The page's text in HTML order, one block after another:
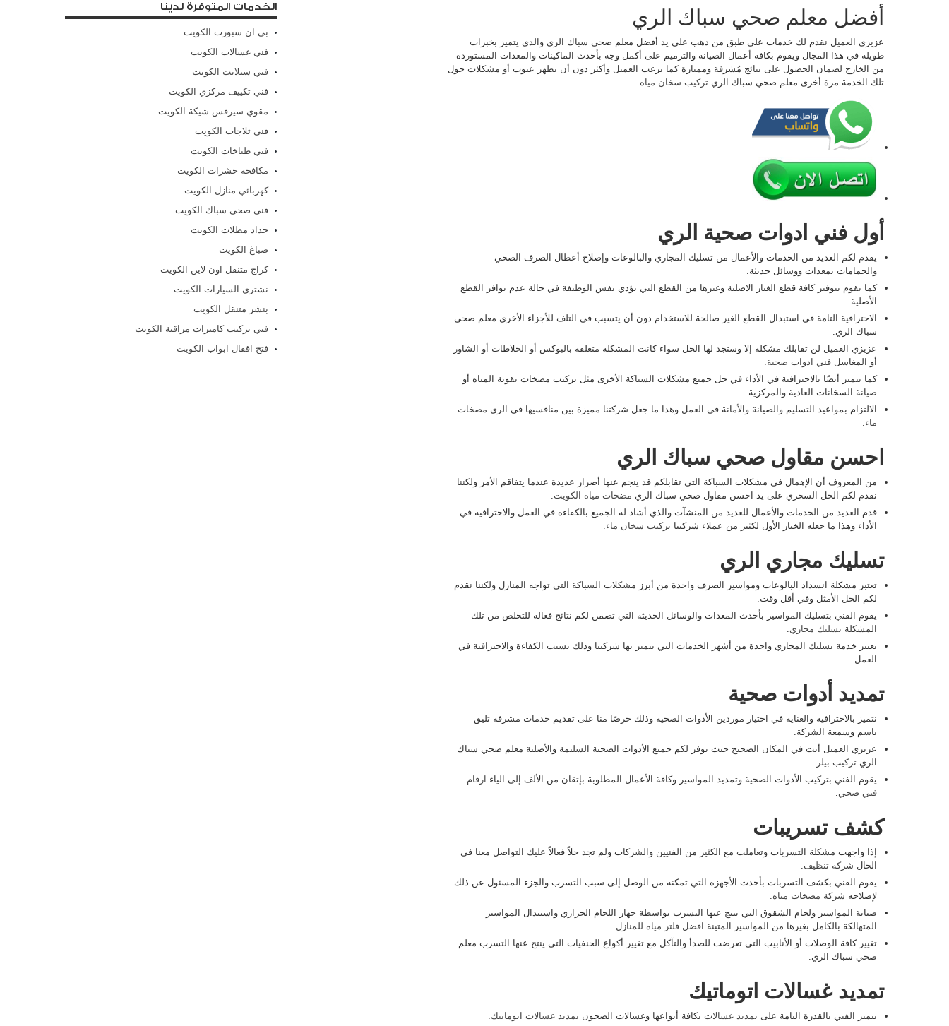
أفضل معلم صحي سباك الري
عزيزي العميل نقدم لك خدمات على طبق من ذهب على يد أفضل معلم صحي سباك الري والذي يتميز بخبرات
طويلة في هذا المجال ويقوم بكافة أعمال الصيانة والترميم على أكمل وجه بأحدث الماكينات والمعدات المستوردة
من الخارج لضمان الحصول على نتائج مُشرفة وممتازة كما يرغب العميل وأكثر دون أن تظهر عيوب أو مشكلات حول
تلك الخدمة مرة أخرى معلم صحي سباك الري تركيب سخان مياه
أول فني ادوات صحية الري
يقدم لكم العديد من الخدمات والأعمال من تسليك المجاري والبالوعات وإصلاح أعطال الصرف الصحي
والحمامات بمعدات ووسائل حديثة.
كما يقوم بتوفير كافة قطع الغيار الاصلية وغيرها من القطع التي تؤدي نفس الوظيفة في حالة عدم توافر القطع
الأصلية.
الاحترافية التامة في استبدال القطع الغير صالحة للاستخدام دون أن يتسبب في التلف للأجزاء الأخرى معلم صحي
سباك الري.
عزيزي العميل لن تقابلك مشكلة إلا وستجد لها الحل سواء كانت المشكلة متعلقة بالبوكس أو الخلاطات أو الشاور
أو المغاسل فني ادوات صحية
كما يتميز أيضًا بالاحترافية في الأداء في حل جميع مشكلات السباكة الأخرى مثل تركيب مضخات تقوية المياه أو
صيانة السخانات العادية والمركزية.
الالتزام بمواعيد التسليم والصيانة والأمانة في العمل وهذا ما جعل شركتنا مميزة بين منافسيها في الري مضخات
ماء
احسن مقاول صحي سباك الري
من المعروف أن الإهمال في مشكلات السباكة التي تقابلكم قد ينجم عنها أضرار عديدة عندما يتفاقم الأمر ولكننا
نقدم لكم الحل السحري على يد احسن مقاول صحي سباك الري مضخات مياه الكويت
قدم العديد من الخدمات والأعمال للعديد من المنشآت والذي أشاد له الجميع بالكفاءة في العمل والاحترافية في
الأداء وهذا ما جعله الخيار الأول لكثير من عملاء شركتنا تركيب سخان ماء
تسليك مجاري الري
تعتبر مشكلة انسداد البالوعات ومواسير الصرف واحدة من أبرز مشكلات السباكة التي تواجه المنازل ولكننا نقدم
لكم الحل الأمثل وفي أقل وقت.
يقوم الفني بتسليك المواسير بأحدث المعدات والوسائل الحديثة التي تضمن لكم نتائج فعالة للتخلص من تلك
المشكلة تسليك مجاري
تعتبر خدمة تسليك المجاري واحدة من أشهر الخدمات التي تتميز بها شركتنا وذلك بسبب الكفاءة والاحترافية في
العمل.
تمديد أدوات صحية
نتميز بالاحترافية والعناية في اختيار موردين الأدوات الصحية وذلك حرصًا منا على تقديم خدمات مشرفة تليق
باسم وسمعة الشركة.
عزيزي العميل أنت في المكان الصحيح حيث نوفر لكم جميع الأدوات الصحية السليمة والأصلية معلم صحي سباك
الري تركيب بيلر
يقوم الفني بتركيب الأدوات الصحية وتمديد المواسير وكافة الأعمال المطلوبة بإتقان من الألف إلى الياء ارقام
فني صحي
كشف تسريبات
إذا واجهت مشكلة التسربات وتعاملت مع الكثير من الفنيين والشركات ولم تجد حلاً فعالاً عليك التواصل معنا في
الحال شركة تنظيف
يقوم الفني بكشف التسربات بأحدث الأجهزة التي تمكنه من الوصل إلى سبب التسرب والجزء المسئول عن ذلك
لإصلاحه شركة مضخات مياه
صيانة المواسير ولحام الشقوق التي ينتج عنها التسرب بواسطة جهاز اللحام الحراري واستبدال المواسير
المتهالكة بالكامل بغيرها من المواسير المتينة افضل فلتر مياه للمنازل
تغيير كافة الوصلات أو الأنابيب التي تعرضت للصدأ والتآكل مع تغيير أكواع الحنفيات التي ينتج عنها التسرب معلم
صحي سباك الري.
تمديد غسالات اتوماتيك
يتميز الفني بالقدرة التامة على تمديد غسالات بكافة أنواعها وغسالات الصحون تمديد غسالات اتوماتيك
الخدمات المتوفرة لدينا
بي ان سبورت الكويت
فني غسالات الكويت
فني ستلايت الكويت
فني تكييف مركزي الكويت
مقوي سيرفس شيكة الكويت
فني ثلاجات الكويت
فني طباخات الكويت
مكافحة حشرات الكويت
كهربائي منازل الكويت
فني صحي سباك الكويت
حداد مظلات الكويت
صباغ الكويت
كراج متنقل اون لاين الكويت
نشتري السيارات الكويت
بنشر متنقل الكويت
فني تركيب كاميرات مراقبة الكويت
فتح اقفال ابواب الكويت